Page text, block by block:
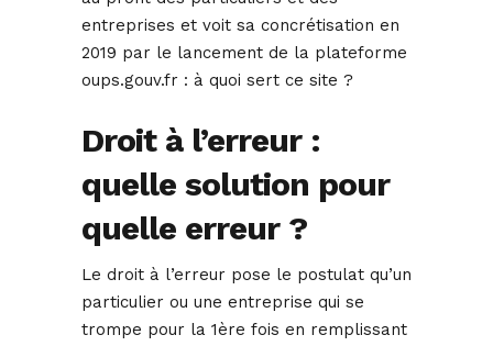
entreprises et voit sa concrétisation en
2019 par le lancement de la plateforme
oups.gouv.fr : à quoi sert ce site ?
Droit à l’erreur :
quelle solution pour
quelle erreur ?
Le droit à l’erreur pose le postulat qu’un
particulier ou une entreprise qui se
trompe pour la 1ère fois en remplissant